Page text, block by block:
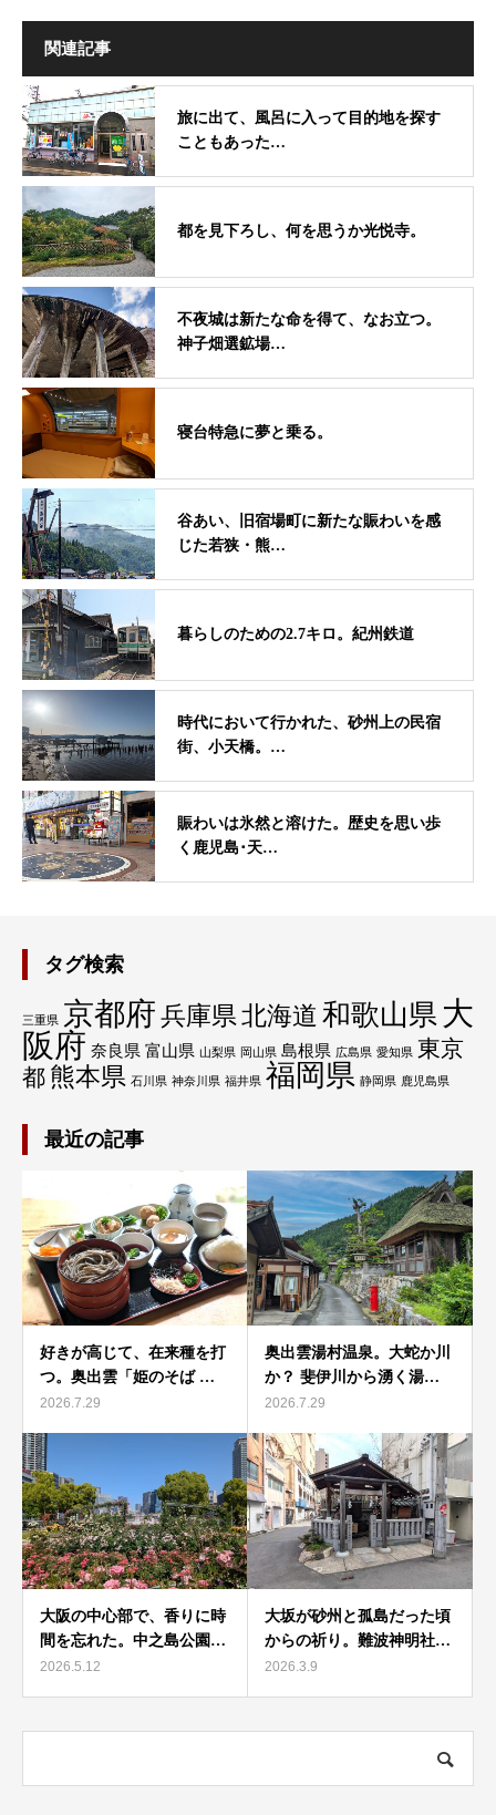
関連記事
旅に出て、風呂に入って目的地を探す
こともあった…
都を見下ろし、何を思うか光悦寺。
不夜城は新たな命を得て、なお立つ。
神子畑選鉱場…
寝台特急に夢と乗る。
谷あい、旧宿場町に新たな賑わいを感
じた若狭・熊…
暮らしのための2.7キロ。紀州鉄道
時代において行かれた、砂州上の民宿
街、小天橋。…
賑わいは氷然と溶けた。歴史を思い歩
く鹿児島･天…
タグ検索
三重県 京都府兵庫県北海道 和歌山県 大
阪府 奈良県 富山県 山梨県 岡山県 島根県 広島県 愛知県 東京
都 熊本県 石川県 神奈川県 福井県 福岡県 静岡県 鹿児島県
最近の記事
好きが高じて、在来種を打
つ。奥出雲「姫のそば …
2026.7.29
奥出雲湯村温泉。大蛇か川
か？ 斐伊川から湧く湯…
2026.7.29
大阪の中心部で、香りに時
間を忘れた。中之島公園…
2026.5.12
大坂が砂州と孤島だった頃
からの祈り。難波神明社…
2026.3.9